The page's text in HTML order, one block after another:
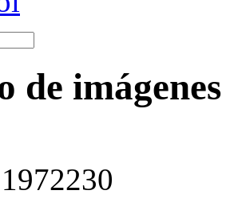
de imágenes